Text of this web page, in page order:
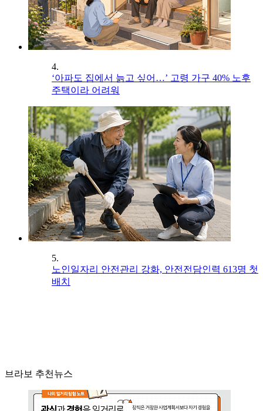
4.
‘아파도 집에서 늙고 싶어…’ 고령 가구 40% 노후
주택이라 어려워
5.
노인일자리 안전관리 강화, 안전전담인력 613명 첫
배치
브라보 추천뉴스